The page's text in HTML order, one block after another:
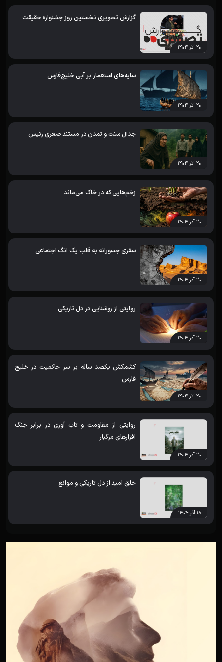
۲۰ آذر ۱۴۰۴
گزارش تصویری نخستین روز جشنواره حقیقت
۲۰ آذر ۱۴۰۴
سایه‌های استعمار بر آبی خلیج‌فارس
۲۰ آذر ۱۴۰۴
جدال سنت و تمدن در مستند صغری رئیس
۲۰ آذر ۱۴۰۴
زخم‌هایی که در خاک می‌ماند
۲۰ آذر ۱۴۰۴
سفری جسورانه به قلب یک انگ اجتماعی
۲۰ آذر ۱۴۰۴
روایتی از روشنایی در دل تاریکی
۲۰ آذر ۱۴۰۴
کشمکش یکصد ساله بر سر حاکمیت در خلیج
فارس
۲۰ آذر ۱۴۰۴
روایتی از مقاومت و تاب آوری در برابر جنگ
افزارهای مرگبار
۱۸ آذر ۱۴۰۴
خلق امید از دل تاریکی و موانع